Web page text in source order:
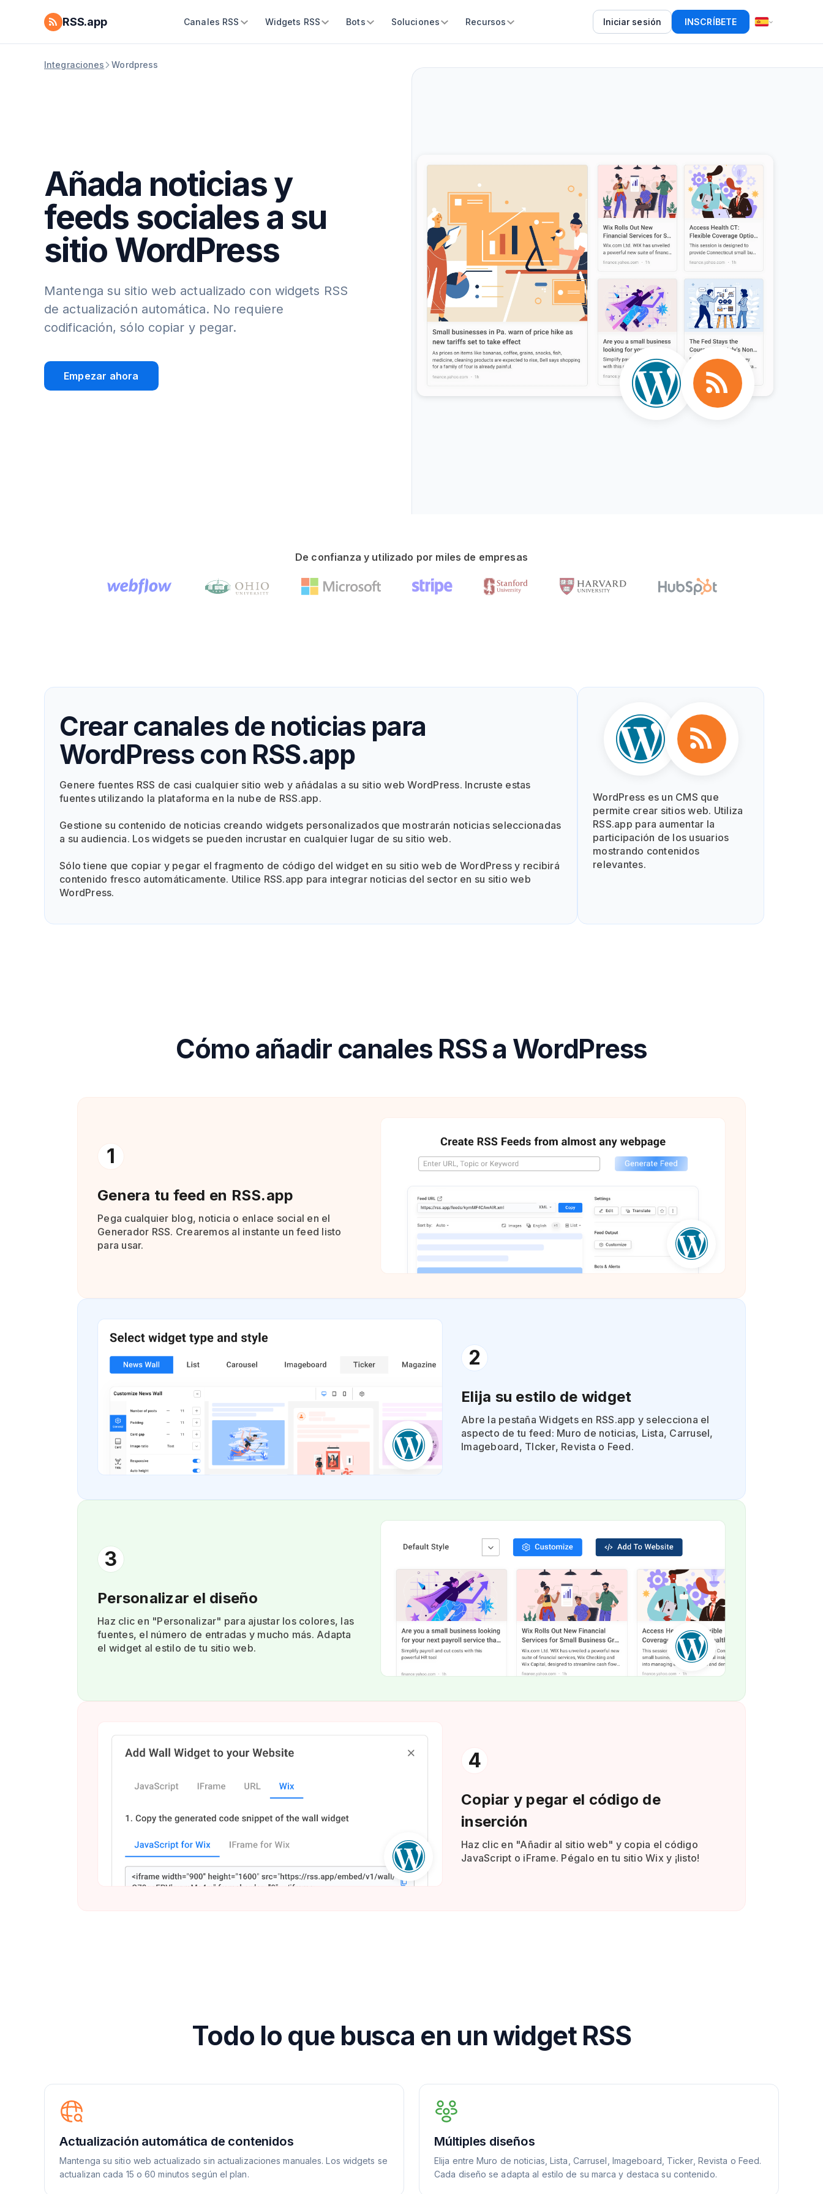
RSS.app Canales RSS Widgets RSS Bots Soluciones Recursos Iniciar sesión INSCRÍBETE
Integraciones Wordpress
Añada noticias y
feeds sociales a su
sitio WordPress
Mantenga su sitio web actualizado con widgets RSS
de actualización automática. No requiere
codificación, sólo copiar y pegar.
Empezar ahora
De confianza y utilizado por miles de empresas
Crear canales de noticias para
WordPress con RSS.app
Genere fuentes RSS de casi cualquier sitio web y añádalas a su sitio web WordPress. Incruste estas
fuentes utilizando la plataforma en la nube de RSS.app.
Gestione su contenido de noticias creando widgets personalizados que mostrarán noticias seleccionadas
a su audiencia. Los widgets se pueden incrustar en cualquier lugar de su sitio web.
Sólo tiene que copiar y pegar el fragmento de código del widget en su sitio web de WordPress y recibirá
contenido fresco automáticamente. Utilice RSS.app para integrar noticias del sector en su sitio web
WordPress.
WordPress es un CMS que
permite crear sitios web. Utiliza
RSS.app para aumentar la
participación de los usuarios
mostrando contenidos
relevantes.
Cómo añadir canales RSS a WordPress
1
Genera tu feed en RSS.app
Pega cualquier blog, noticia o enlace social en el
Generador RSS. Crearemos al instante un feed listo
para usar.
2
Elija su estilo de widget
Abre la pestaña Widgets en RSS.app y selecciona el
aspecto de tu feed: Muro de noticias, Lista, Carrusel,
Imageboard, TIcker, Revista o Feed.
3
Personalizar el diseño
Haz clic en "Personalizar" para ajustar los colores, las
fuentes, el número de entradas y mucho más. Adapta
el widget al estilo de tu sitio web.
4
Copiar y pegar el código de
inserción
Haz clic en "Añadir al sitio web" y copia el código
JavaScript o iFrame. Pégalo en tu sitio Wix y ¡listo!
Todo lo que busca en un widget RSS
Actualización automática de contenidos
Mantenga su sitio web actualizado sin actualizaciones manuales. Los widgets se
actualizan cada 15 o 60 minutos según el plan.
Múltiples diseños
Elija entre Muro de noticias, Lista, Carrusel, Imageboard, Ticker, Revista o Feed.
Cada diseño se adapta al estilo de su marca y destaca su contenido.